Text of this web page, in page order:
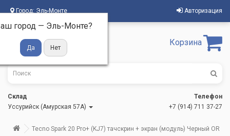
Город: Эль-Монте
город — Эль-Монте?
Авторизация
Корзина
Склад
Уссурийск (Амурская 57А)
Телефон
+7 (914) 711 37-27
Tecno Spark 20 Pro+ (KJ7) тачскрин + экран (модуль) Черный OR